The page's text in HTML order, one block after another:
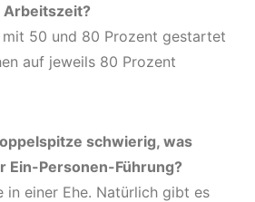
Arbeitszeit?
mit 50 und 80 Prozent gestartet
auf jeweils 80 Prozent
schwierig, was
Ein-Personen-Führung?
in einer Ehe. Natürlich gibt es